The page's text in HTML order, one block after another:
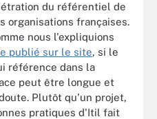
du référentiel de
organisations françaises.
nous l'expliquions
publié sur le site, si le
référence dans la
peut être longue et
Plutôt qu'un projet,
pratiques d'Itil fait